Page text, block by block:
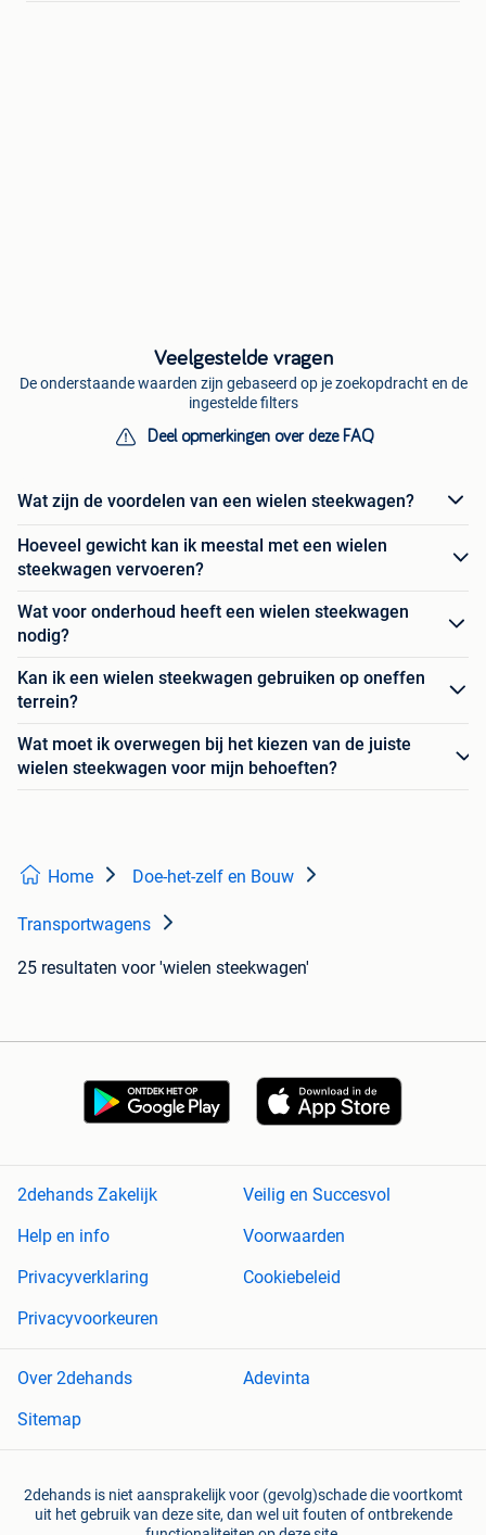
Veelgestelde vragen
De onderstaande waarden zijn gebaseerd op je zoekopdracht en de
ingestelde filters
Deel opmerkingen over deze FAQ
Wat zijn de voordelen van een wielen steekwagen?
Hoeveel gewicht kan ik meestal met een wielen
steekwagen vervoeren?
Wat voor onderhoud heeft een wielen steekwagen
nodig?
Kan ik een wielen steekwagen gebruiken op oneffen
terrein?
Wat moet ik overwegen bij het kiezen van de juiste
wielen steekwagen voor mijn behoeften?
Home Doe-het-zelf en Bouw
Transportwagens
25 resultaten voor 'wielen steekwagen'
2dehands Zakelijk
Veilig en Succesvol
Help en info
Voorwaarden
Privacyverklaring
Cookiebeleid
Privacyvoorkeuren
Over 2dehands
Adevinta
Sitemap
2dehands is niet aansprakelijk voor (gevolg)schade die voortkomt
uit het gebruik van deze site, dan wel uit fouten of ontbrekende